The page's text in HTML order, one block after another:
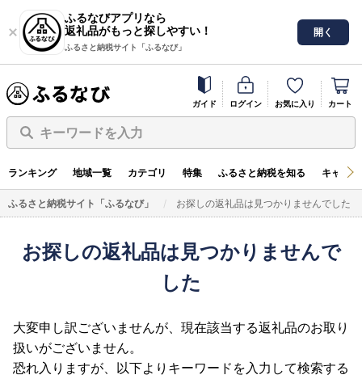
ふるなびアプリなら
返礼品がもっと探しやすい！
ふるさと納税サイト「ふるなび」
開く
ガイド ログイン お気に入り カート
キーワードを入力
ランキング 地域一覧 カテゴリ 特集 ふるさと納税を知る キャン
ふるさと納税サイト「ふるなび」 お探しの返礼品は見つかりませんでした
お探しの返礼品は見つかりませんで
した
大変申し訳ございませんが、現在該当する返礼品のお取り
扱いがございません。
恐れ入りますが、以下よりキーワードを入力して検索する